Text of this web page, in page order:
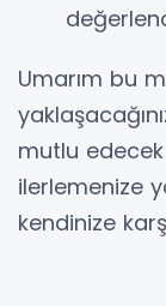
Umarım bu
mutlu
ilerlemenize
kendinize